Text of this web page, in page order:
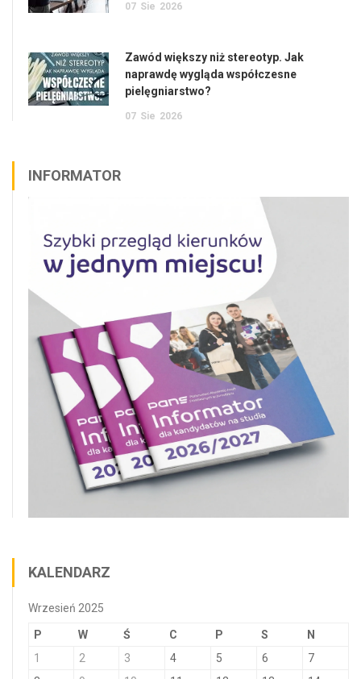
07 Sie 2026
Zawód większy niż stereotyp. Jak
naprawdę wygląda współczesne
pielęgniarstwo?
07 Sie 2026
INFORMATOR
KALENDARZ
Wrzesień 2025
P W Ś C P S
N
1
2 3 4 5 6
7